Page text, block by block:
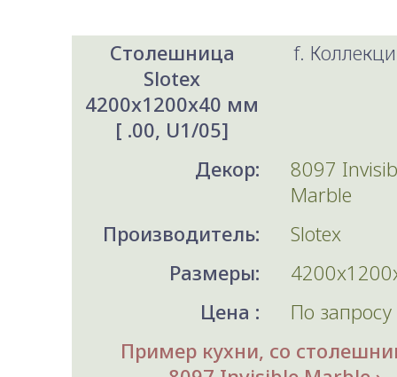
Столешница
Slotex
4200x1200x40 мм
[ .00, U1/05]
f.
Декор:
8097
Marble
Производитель:
Slotex
Размеры:
Цена :
По запросу
Пример кухни, со